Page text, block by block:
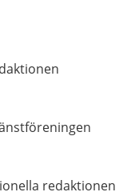
redaktionen